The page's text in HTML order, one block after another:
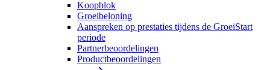
Koopblok
Groeibeloning
Aanspreken op prestaties tijdens de GroeiStart
periode
Partnerbeoordelingen
Productbeoordelingen